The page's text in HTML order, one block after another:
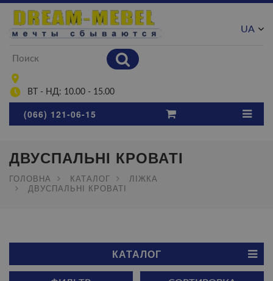
ВТ - НД: 10.00 - 15.00
UA
(066) 121-06-15
ДВУСПАЛЬНІ КРОВАТІ
ГОЛОВНА КАТАЛОГ
ЛІЖКА
ДВУСПАЛЬНІ КРОВАТІ
КАТАЛОГ